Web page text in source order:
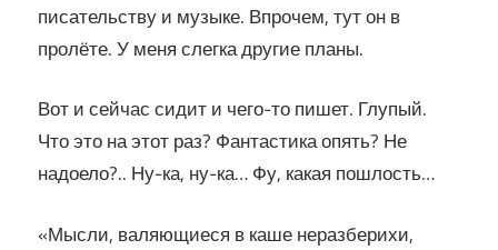
писательству и музыке. Впрочем, тут он в
пролёте. У меня слегка другие планы.
Вот и сейчас сидит и чего-то пишет. Глупый.
Что это на этот раз? Фантастика опять? Не
надоело?.. Ну-ка, ну-ка… Фу, какая пошлость…
«Мысли, валяющиеся в каше неразберихи,